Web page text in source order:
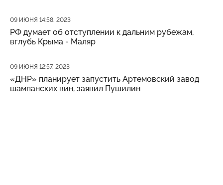
Дата публикации
09 ИЮНЯ 14:58, 2023
РФ думает об отступлении к дальним рубежам,
вглубь Крыма - Маляр
Дата публикации
09 ИЮНЯ 12:57, 2023
«ДНР» планирует запустить Артемовский завод
шампанских вин, заявил Пушилин